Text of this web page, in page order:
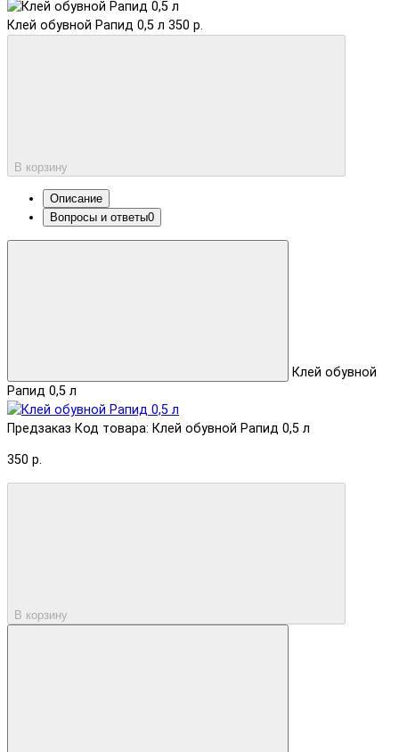
Клей обувной Рапид 0,5 л 350 р.
В корзину
Описание
Вопросы и ответы0
Клей обувной
Рапид 0,5 л
Предзаказ Код товара: Клей обувной Рапид 0,5 л
350 р.
В корзину